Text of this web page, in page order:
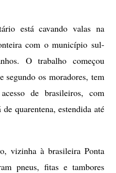
está cavando valas na
com o município sul-
O trabalho começou
segundo os moradores, tem
de brasileiros, com
quarentena, estendida até
vizinha à brasileira Ponta
pneus, fitas e tambores